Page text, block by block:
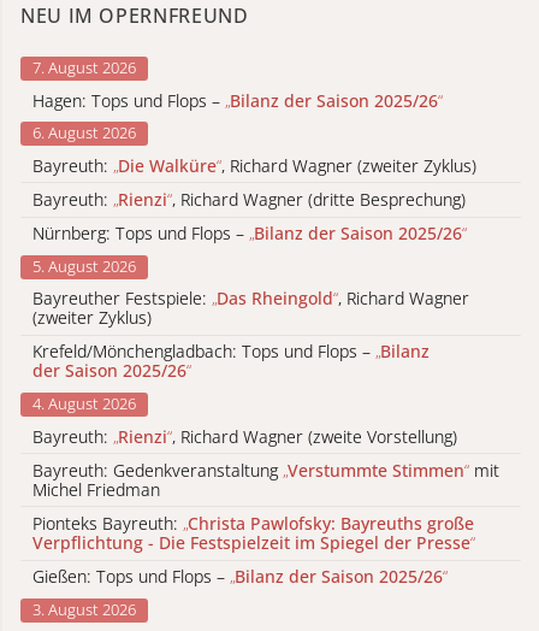
NEU IM OPERNFREUND
7. August 2026
Hagen: Tops und Flops – „Bilanz der Saison 2025/26“
6. August 2026
Bayreuth: „Die Walküre“, Richard Wagner (zweiter Zyklus)
Bayreuth: „Rienzi“, Richard Wagner (dritte Besprechung)
Nürnberg: Tops und Flops – „Bilanz der Saison 2025/26“
5. August 2026
Bayreuther Festspiele: „Das Rheingold“, Richard Wagner
(zweiter Zyklus)
Krefeld/Mönchengladbach: Tops und Flops – „Bilanz
der Saison 2025/26“
4. August 2026
Bayreuth: „Rienzi“, Richard Wagner (zweite Vorstellung)
Bayreuth: Gedenkveranstaltung „Verstummte Stimmen“ mit
Michel Friedman
Pionteks Bayreuth: „Christa Pawlofsky: Bayreuths große
Verpflichtung - Die Festspielzeit im Spiegel der Presse“
Gießen: Tops und Flops – „Bilanz der Saison 2025/26“
3. August 2026